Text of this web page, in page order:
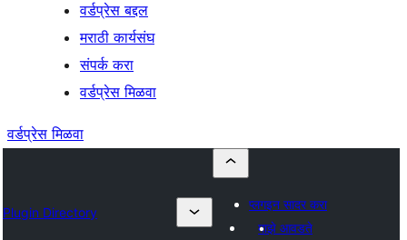
वर्डप्रेस बद्दल
मराठी कार्यसंघ
संपर्क करा
वर्डप्रेस मिळवा
वर्डप्रेस मिळवा
Plugin Directory
प्लगइन सादर करा
माझे आवडते